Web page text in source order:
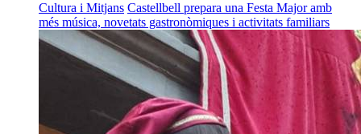
Cultura i Mitjans Castellbell prepara una Festa Major amb
més música, novetats gastronòmiques i activitats familiars